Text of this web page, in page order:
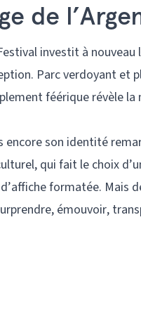
de
investit à nouveau
Parc verdoyant et
féérique révèle la
son identité
qui fait le choix
formatée. Mais
émouvoir,